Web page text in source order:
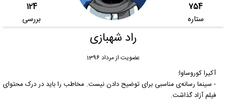
754
ستاره
124
بررسی
راد شهبازی
عضویت از مرداد 1396
آکیرا کوروساوا:
- سینما رسانه‌ی مناسبی برای توضیح دادن نیست. مخاطب را باید در درک محتوای
فیلم آزاد گذاشت.